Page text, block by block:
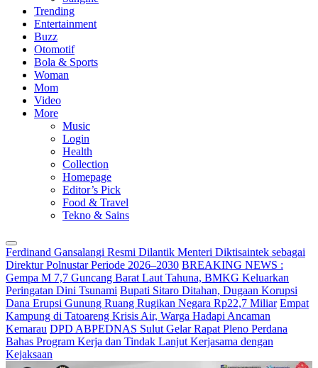
Trending
Entertainment
Buzz
Otomotif
Bola & Sports
Woman
Mom
Video
More
Music
Login
Health
Collection
Homepage
Editor’s Pick
Food & Travel
Tekno & Sains
Ferdinand Gansalangi Resmi Dilantik Menteri Diktisaintek sebagai
Direktur Polnustar Periode 2026–2030 BREAKING NEWS :
Gempa M 7,7 Guncang Barat Laut Tahuna, BMKG Keluarkan
Peringatan Dini Tsunami Bupati Sitaro Ditahan, Dugaan Korupsi
Dana Erupsi Gunung Ruang Rugikan Negara Rp22,7 Miliar Empat
Kampung di Tatoareng Krisis Air, Warga Hadapi Ancaman
Kemarau DPD ABPEDNAS Sulut Gelar Rapat Pleno Perdana
Bahas Program Kerja dan Tindak Lanjut Kerjasama dengan
Kejaksaan